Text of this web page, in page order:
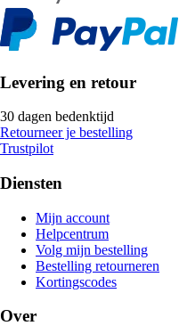
Levering en retour
30 dagen bedenktijd
Retourneer je bestelling
Trustpilot
Diensten
Mijn account
Helpcentrum
Volg mijn bestelling
Bestelling retourneren
Kortingscodes
Over